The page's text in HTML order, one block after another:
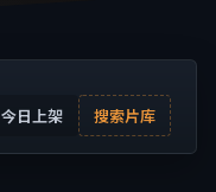
今日上架 搜索片库